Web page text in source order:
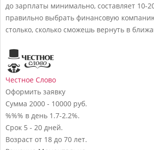
до зарплаты минимально, составляет 10-
правильно выбрать финансовую
столько, сколько сможешь вернуть в
Честное Слово
Оформить заявку
Сумма 2000 - 10000 руб.
%%% в день 1.7-2.2%.
Срок 5 - 20 дней.
Возраст от 18 до 70 лет.